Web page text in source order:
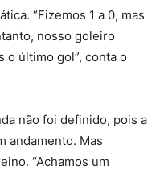
“Fizemos 1 a 0, mas
nosso goleiro
o último gol”, conta o
não foi definido, pois a
andamento. Mas
“Achamos um